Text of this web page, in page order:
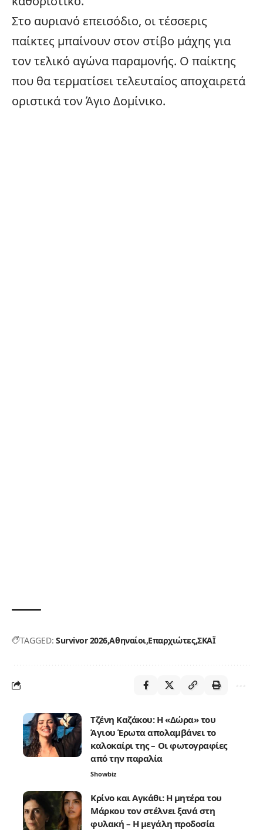
Στο αυριανό επεισόδιο, οι τέσσερις
παίκτες μπαίνουν στον στίβο μάχης για
τον τελικό αγώνα παραμονής. Ο παίκτης
που θα τερματίσει τελευταίος αποχαιρετά
οριστικά τον Άγιο Δομίνικο.
TAGGED: Survivor 2026Αθηναίοι ΕπαρχιώτεςΣΚΑΪ
Τζένη Καζάκου: Η «Δώρα» του
Άγιου Έρωτα απολαμβάνει το
καλοκαίρι της – Οι φωτογραφίες
από την παραλία
Showbiz
Κρίνο και Αγκάθι: Η μητέρα του
Μάρκου τον στέλνει ξανά στη
φυλακή – Η μεγάλη προδοσία